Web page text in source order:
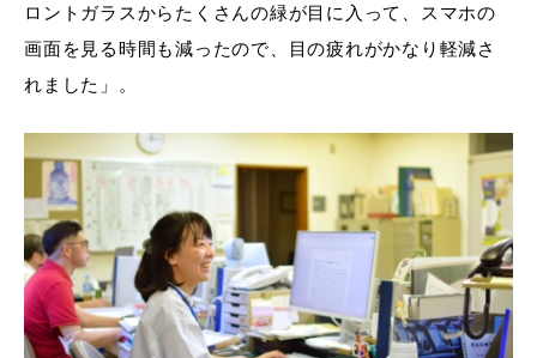
ロントガラスからたくさんの緑が目に入って、スマホの
画面を見る時間も減ったので、目の疲れがかなり軽減さ
れました」。